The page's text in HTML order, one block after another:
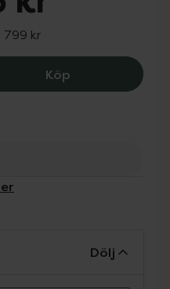
799 kr
KöpBeurer EM 49
Dölj